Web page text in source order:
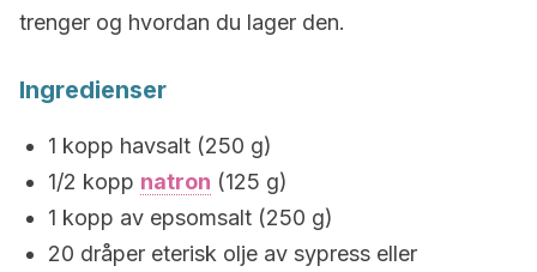
trenger og hvordan du lager den.
Ingredienser
1 kopp havsalt (250 g)
1/2 kopp natron (125 g)
1 kopp av epsomsalt (250 g)
20 dråper eterisk olje av sypress eller